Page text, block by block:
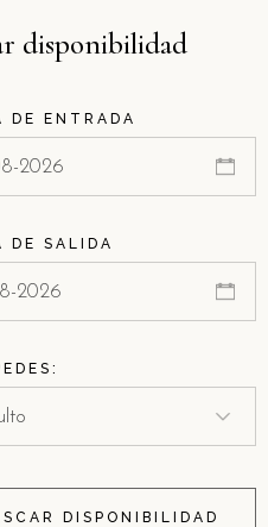
disponibilidad
DE ENTRADA
DE SALIDA
DISPONIBILIDAD